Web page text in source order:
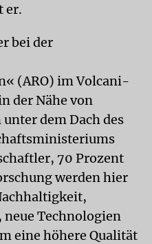
er.
bei der
(ARO) im Volcani-
der Nähe von
dem Dach des
70 Prozent
werden hier
Technologien
eine höhere Qualität